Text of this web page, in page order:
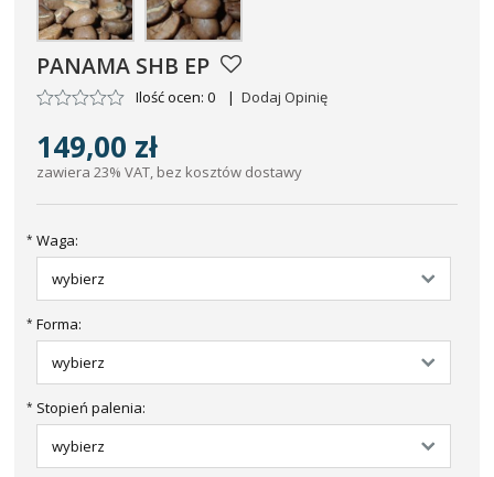
PANAMA SHB EP
Ilość ocen: 0 | Dodaj Opinię
149,00 zł
zawiera 23% VAT, bez kosztów dostawy
* Waga:
* Forma:
* Stopień palenia: